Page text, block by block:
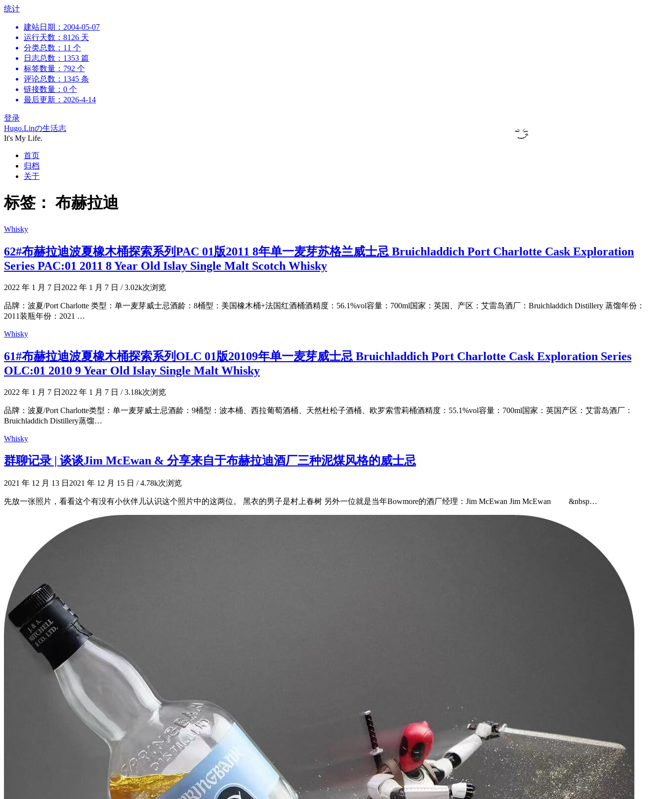
跳
统计
建站日期：2004-05-07
运行天数：8126 天
分类总数：11 个
日志总数：1353 篇
标签数量：792 个
评论总数：1345 条
链接数量：0 个
最后更新：2026-4-14
登录
Hugo.Linの生活志
It's My Life.
首页
归档
关于
标签： 布赫拉迪
Whisky
62#布赫拉迪波夏橡木桶探索系列PAC 01版2011 8年单一麦芽苏格兰威士忌 Bruichladdich Port Charlotte Cask Exploration
Series PAC:01 2011 8 Year Old Islay Single Malt Scotch Whisky
2022 年 1 月 7 日 2022 年 1 月 7 日 /3.02k次浏览
品牌：波夏/Port Charlotte 类型：单一麦芽威士忌酒龄：8桶型：美国橡木桶+法国红酒桶酒精度：56.1%vol容量：700ml国家：英国、产区：艾雷岛酒厂：Bruichladdich Distillery 蒸馏年份：
2011装瓶年份：2021 …
Whisky
61#布赫拉迪波夏橡木桶探索系列OLC 01版20109年单一麦芽威士忌 Bruichladdich Port Charlotte Cask Exploration Series
OLC:01 2010 9 Year Old Islay Single Malt Whisky
2022 年 1 月 7 日 2022 年 1 月 7 日 /3.18k次浏览
品牌：波夏/Port Charlotte类型：单一麦芽威士忌酒龄：9桶型：波本桶、西拉葡萄酒桶、天然杜松子酒桶、欧罗索雪莉桶酒精度：55.1%vol容量：700ml国家：英国产区：艾雷岛酒厂：
Bruichladdich Distillery蒸馏…
Whisky
群聊记录 | 谈谈Jim McEwan & 分享来自于布赫拉迪酒厂三种泥煤风格的威士忌
2021 年 12 月 13 日 2021 年 12 月 15 日 /4.78k次浏览
先放一张照片，看看这个有没有小伙伴儿认识这个照片中的这两位。 黑衣的男子是村上春树 另外一位就是当年Bowmore的酒厂经理：Jim McEwan Jim McEwan &nbsp…